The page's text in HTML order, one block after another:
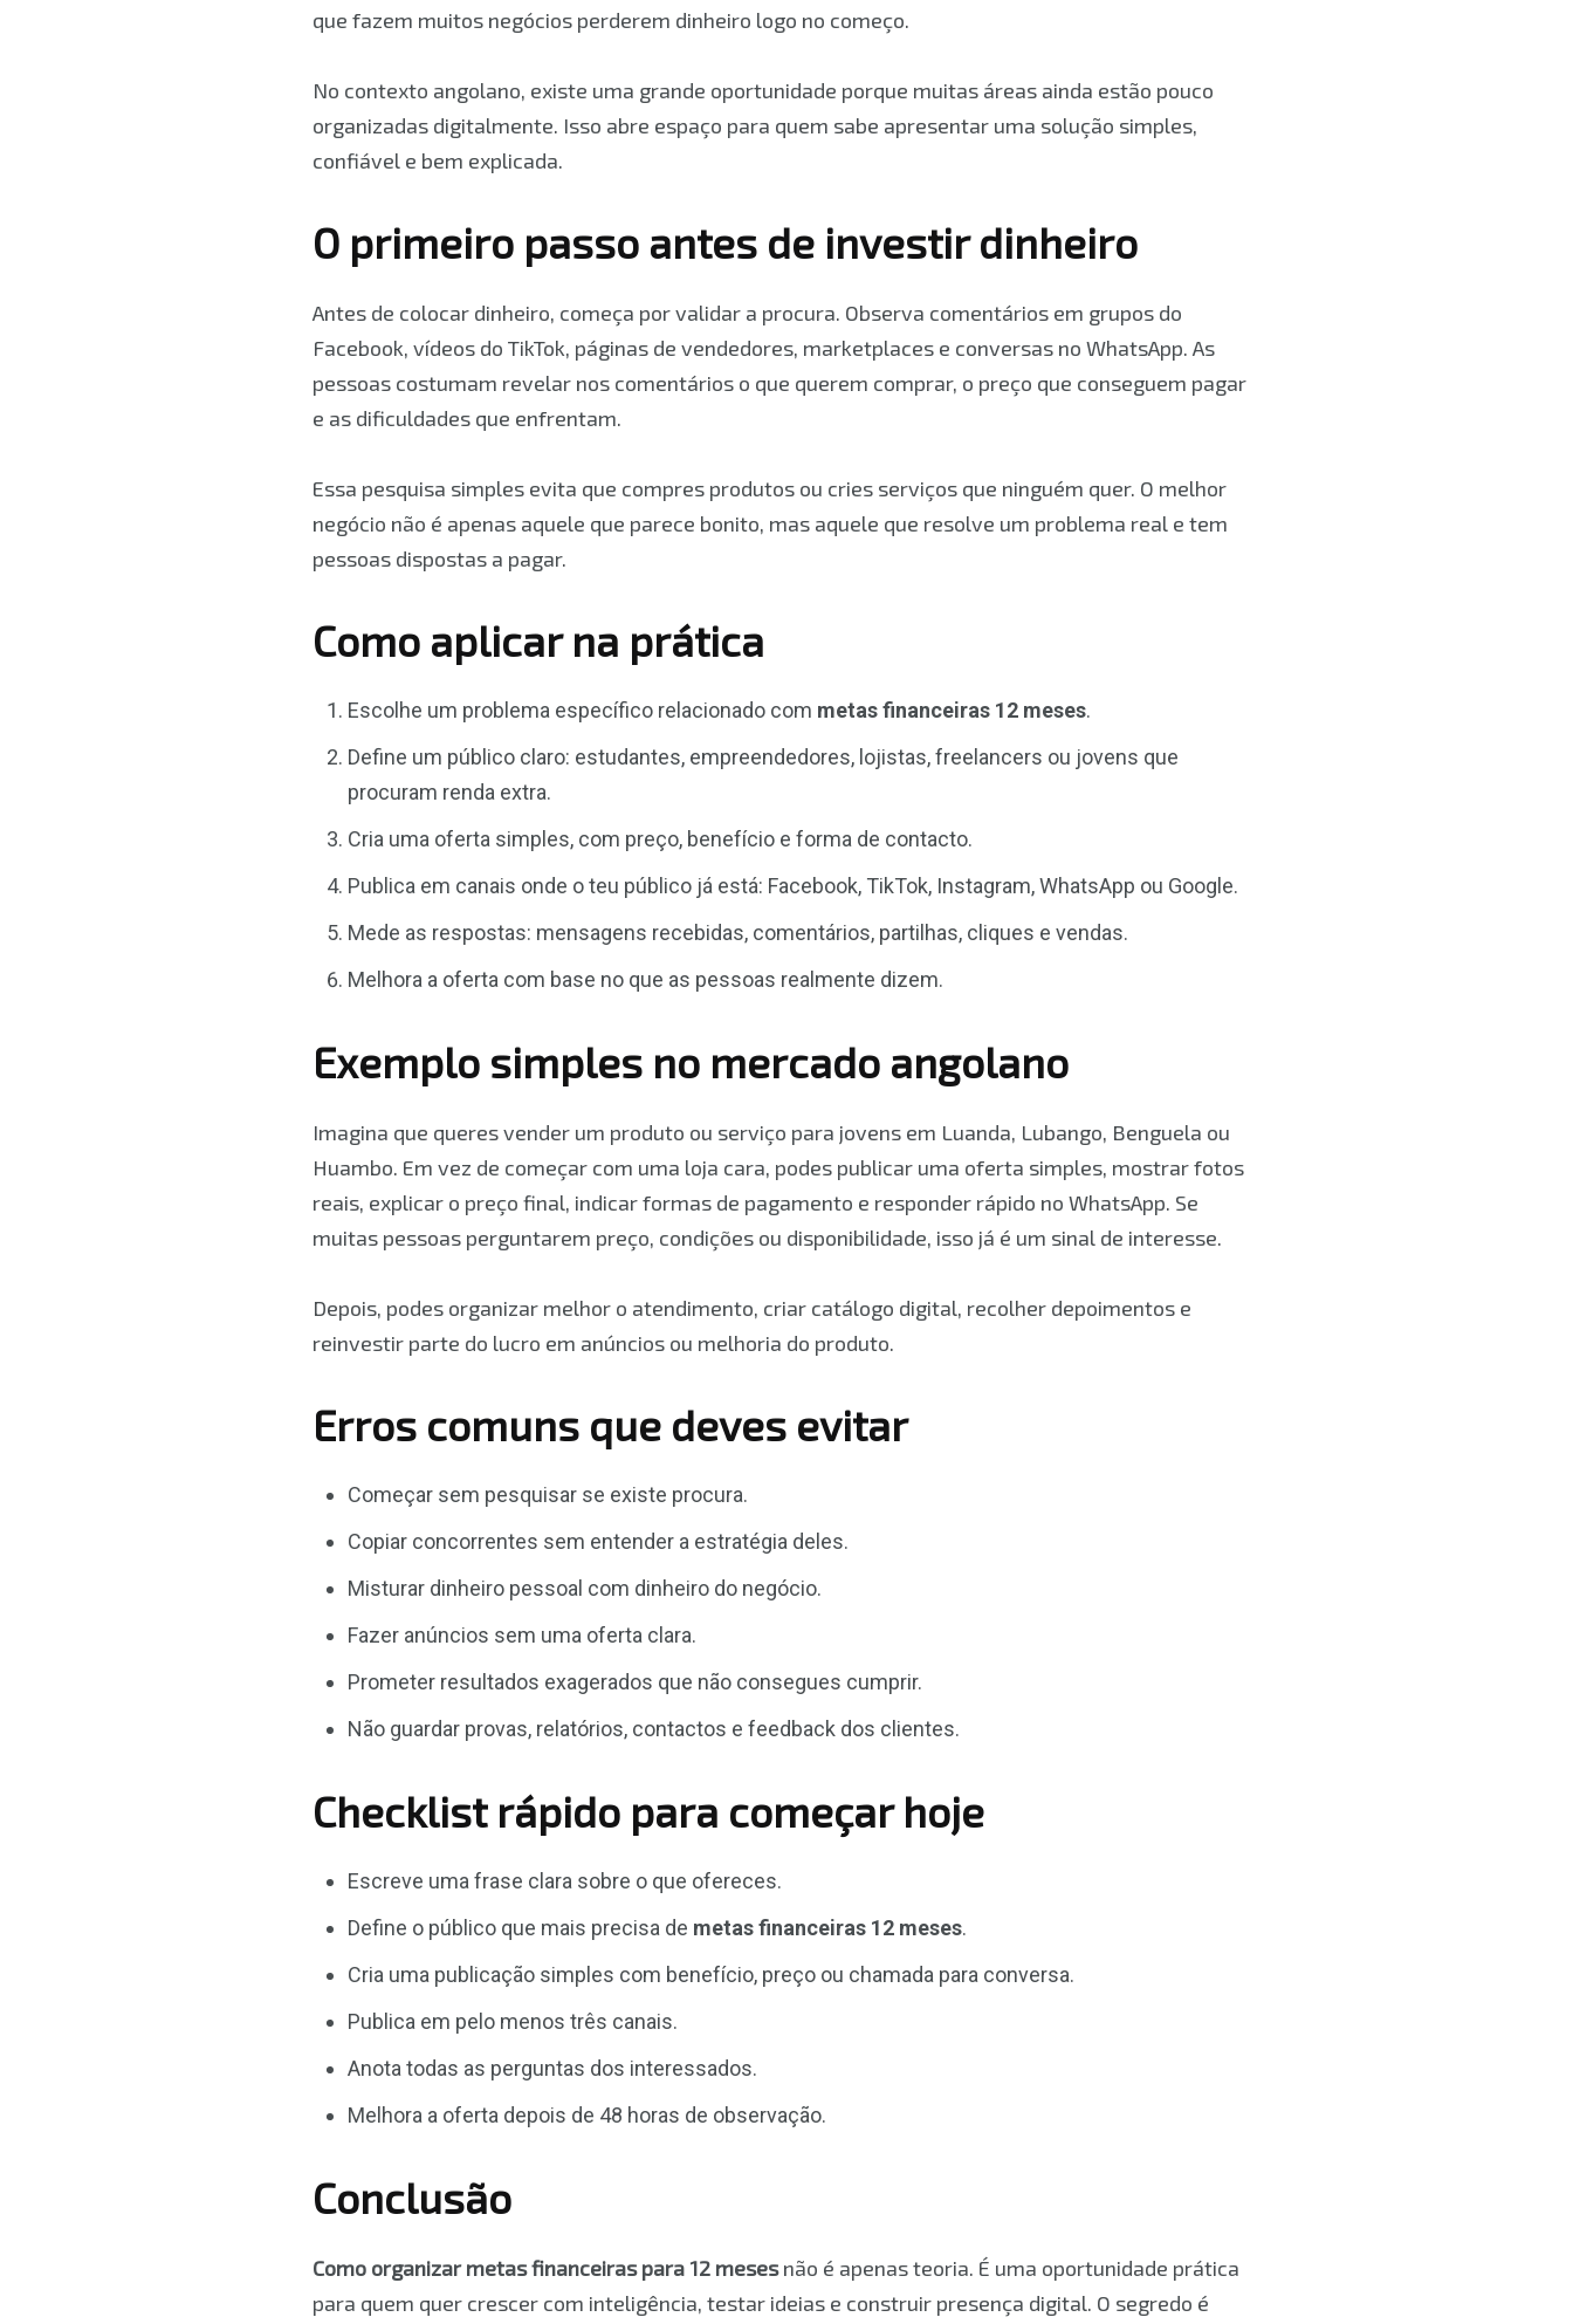
que fazem muitos negócios perderem dinheiro logo no começo.
No contexto angolano, existe uma grande oportunidade porque muitas áreas ainda estão pouco
organizadas digitalmente. Isso abre espaço para quem sabe apresentar uma solução simples,
confiável e bem explicada.
O primeiro passo antes de investir dinheiro
Antes de colocar dinheiro, começa por validar a procura. Observa comentários em grupos do
Facebook, vídeos do TikTok, páginas de vendedores, marketplaces e conversas no WhatsApp. As
pessoas costumam revelar nos comentários o que querem comprar, o preço que conseguem pagar
e as dificuldades que enfrentam.
Essa pesquisa simples evita que compres produtos ou cries serviços que ninguém quer. O melhor
negócio não é apenas aquele que parece bonito, mas aquele que resolve um problema real e tem
pessoas dispostas a pagar.
Como aplicar na prática
Escolhe um problema específico relacionado com metas financeiras 12 meses.
Define um público claro: estudantes, empreendedores, lojistas, freelancers ou jovens que
procuram renda extra.
Cria uma oferta simples, com preço, benefício e forma de contacto.
Publica em canais onde o teu público já está: Facebook, TikTok, Instagram, WhatsApp ou Google.
Mede as respostas: mensagens recebidas, comentários, partilhas, cliques e vendas.
Melhora a oferta com base no que as pessoas realmente dizem.
Exemplo simples no mercado angolano
Imagina que queres vender um produto ou serviço para jovens em Luanda, Lubango, Benguela ou
Huambo. Em vez de começar com uma loja cara, podes publicar uma oferta simples, mostrar fotos
reais, explicar o preço final, indicar formas de pagamento e responder rápido no WhatsApp. Se
muitas pessoas perguntarem preço, condições ou disponibilidade, isso já é um sinal de interesse.
Depois, podes organizar melhor o atendimento, criar catálogo digital, recolher depoimentos e
reinvestir parte do lucro em anúncios ou melhoria do produto.
Erros comuns que deves evitar
Começar sem pesquisar se existe procura.
Copiar concorrentes sem entender a estratégia deles.
Misturar dinheiro pessoal com dinheiro do negócio.
Fazer anúncios sem uma oferta clara.
Prometer resultados exagerados que não consegues cumprir.
Não guardar provas, relatórios, contactos e feedback dos clientes.
Checklist rápido para começar hoje
Escreve uma frase clara sobre o que ofereces.
Define o público que mais precisa de metas financeiras 12 meses.
Cria uma publicação simples com benefício, preço ou chamada para conversa.
Publica em pelo menos três canais.
Anota todas as perguntas dos interessados.
Melhora a oferta depois de 48 horas de observação.
Conclusão
Como organizar metas financeiras para 12 mesesnão é apenas teoria. É uma oportunidade prática
para quem quer crescer com inteligência, testar ideias e construir presença digital. O segredo é